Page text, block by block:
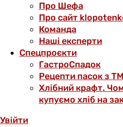
Про Шефа
Про сайт
Команда
Наші експерти
Спецпроєкти
ГастроСпадок
Рецепти пасок з
Хлібний крафт.
купуємо хліб на
Увійти